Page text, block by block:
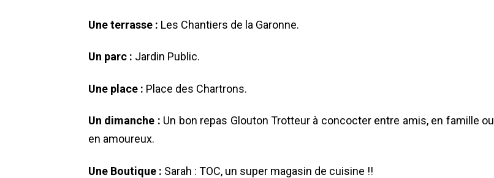
Une terrasse : Les Chantiers de la Garonne.
Un parc : Jardin Public.
Une place : Place des Chartrons.
Un dimanche : Un bon repas Glouton Trotteur à concocter entre amis, en famille ou
en amoureux.
Une Boutique : Sarah : TOC, un super magasin de cuisine !!